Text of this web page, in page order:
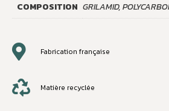
COMPOSITION GRILAMID,
Fabrication française
Matière recyclée